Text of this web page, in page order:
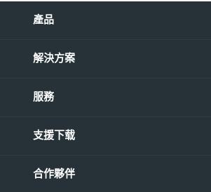
產品
解決方案
服務
支援下载
合作夥伴